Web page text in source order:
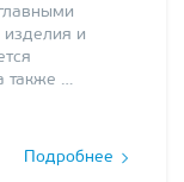
изделия и
также …
Подробнее